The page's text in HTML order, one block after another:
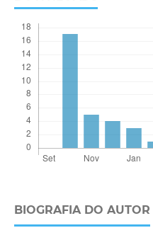
BIOGRAFIA DO AUTOR